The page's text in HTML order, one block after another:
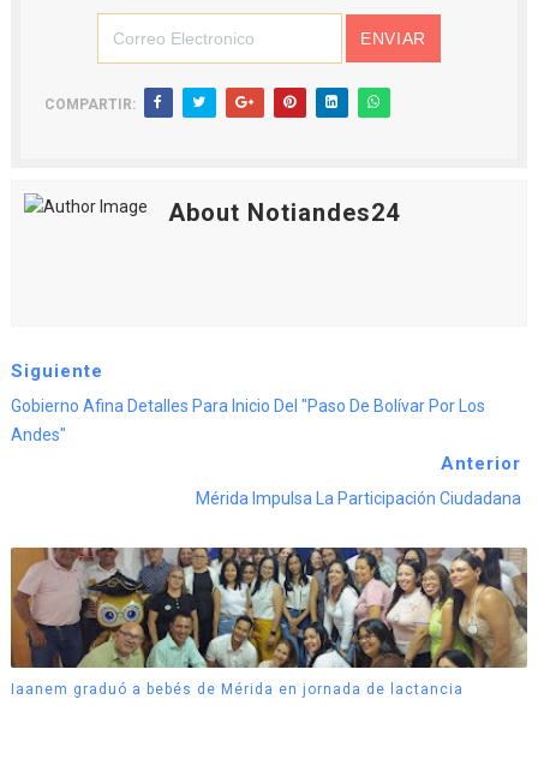
COMPARTIR:
About Notiandes24
Siguiente
Gobierno Afina Detalles Para Inicio Del "Paso De Bolívar Por Los
Andes"
Anterior
Mérida Impulsa La Participación Ciudadana
Iaanem graduó a bebés de Mérida en jornada de lactancia